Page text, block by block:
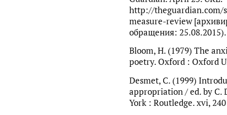
http://theguardian.com/
measure-review
обращения: 25.08.2015).
Bloom, H. (1979) The
poetry. Oxford : Oxford
Desmet, C. (1999)
appropriation / ed. by C.
York : Routledge. xvi,